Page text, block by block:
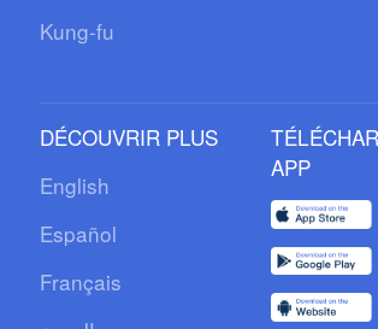
Kung-fu
DÉCOUVRIR PLUS
English
Español
Français
APP